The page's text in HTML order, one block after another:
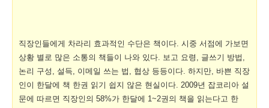
직장인들에게 차라리 효과적인 수단은 책이다. 시중 서점에 가보면
상황 별로 많은 소통의 책들이 나와 있다. 보고 요령, 글쓰기 방법,
논리 구성, 설득, 이메일 쓰는 법, 협상 등등이다. 하지만, 바쁜 직장
인이 한달에 책 한권 읽기 쉽지 않은 현실이다. 2009년 잡코리아 설
문에 따르면 직장인의 58%가 한달에 1~2권의 책을 읽는다고 한